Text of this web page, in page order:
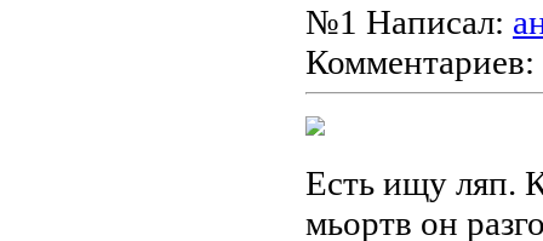
№1 Написал:
Комментариев:
Есть ищу ляп.
мьортв он